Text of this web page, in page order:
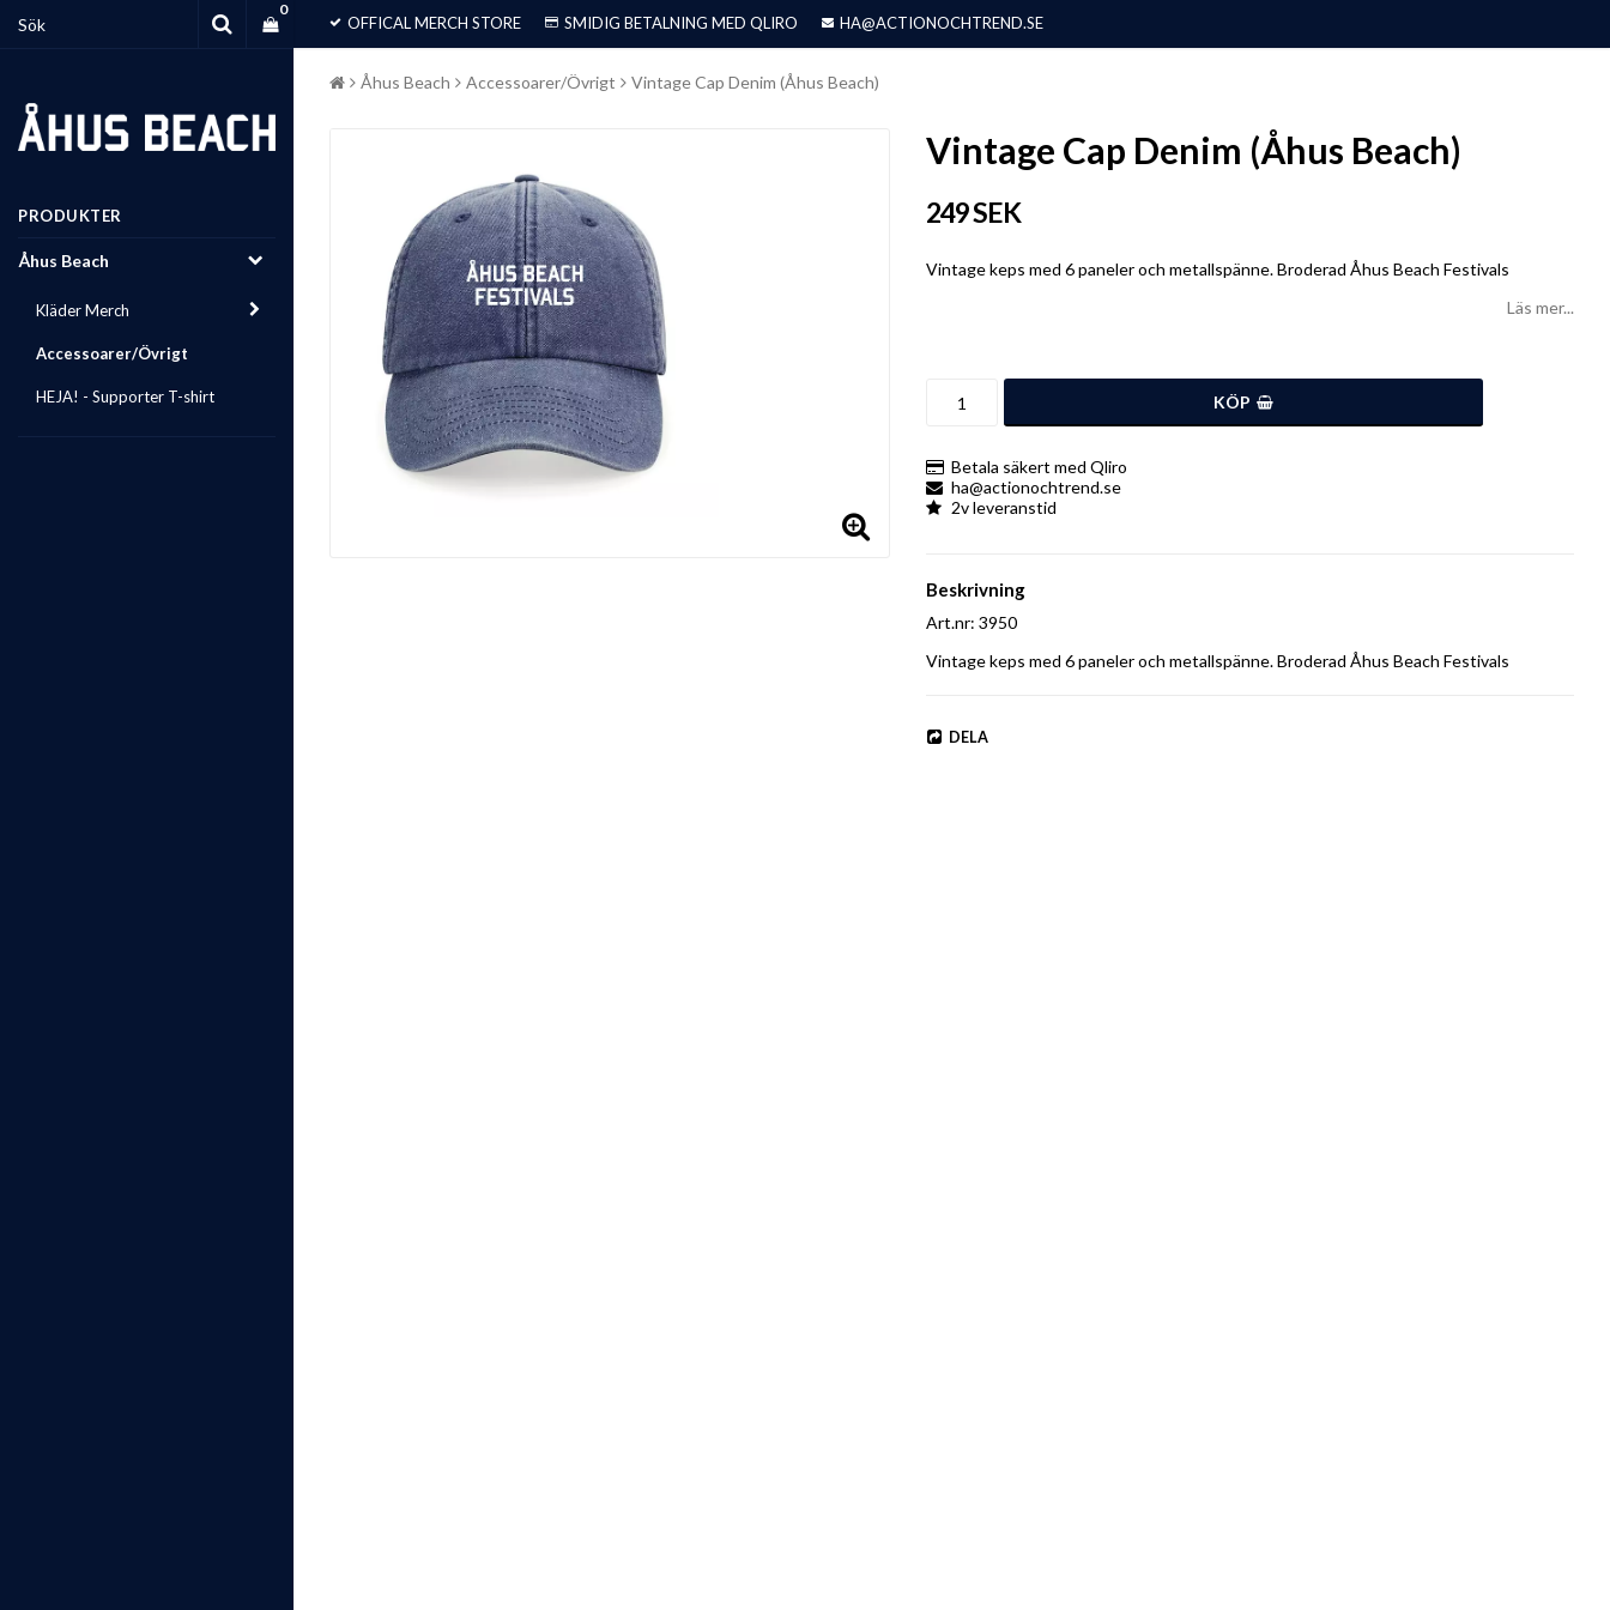
OFFICAL MERCH STORE SMIDIG BETALNING MED QLIRO HA@ACTIONOCHTREND.SE
0
PRODUKTER
Åhus Beach
Kläder Merch
Accessoarer/Övrigt
HEJA! - Supporter T-shirt
Åhus Beach Accessoarer/Övrigt Vintage Cap Denim (Åhus Beach)
Vintage Cap Denim (Åhus Beach)
249 SEK
Vintage keps med 6 paneler och metallspänne. Broderad Åhus Beach Festivals
Läs mer...
KÖP
Betala säkert med Qliro
ha@actionochtrend.se
2v leveranstid
Beskrivning
Art.nr: 3950
Vintage keps med 6 paneler och metallspänne. Broderad Åhus Beach Festivals
DELA